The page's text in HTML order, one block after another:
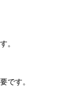
。
です。